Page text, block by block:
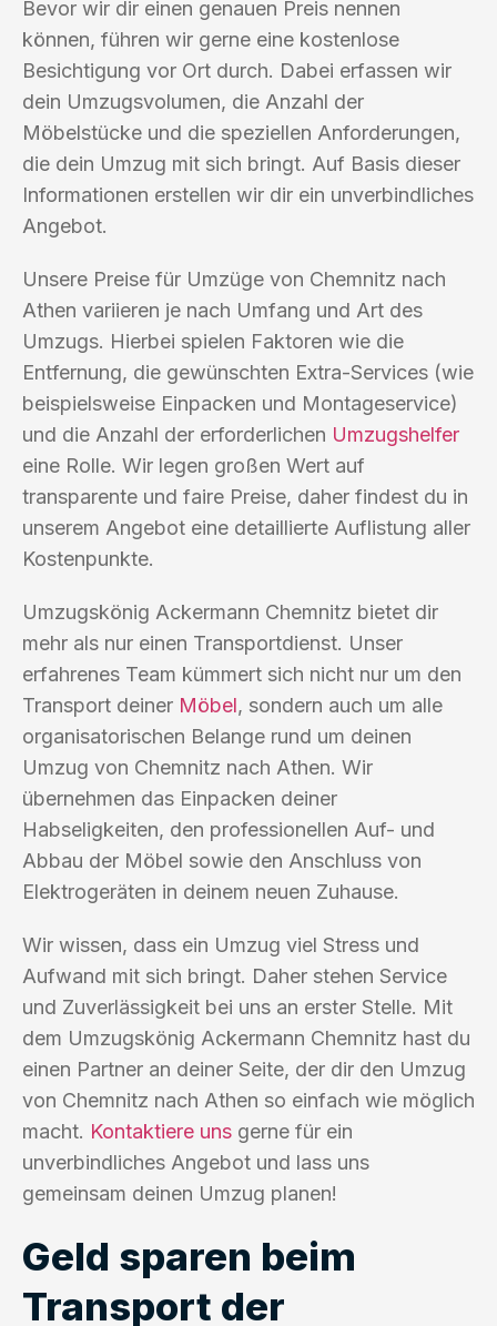
Bevor wir dir einen genauen Preis nennen
können, führen wir gerne eine kostenlose
Besichtigung vor Ort durch. Dabei erfassen wir
dein Umzugsvolumen, die Anzahl der
Möbelstücke und die speziellen Anforderungen,
die dein Umzug mit sich bringt. Auf Basis dieser
Informationen erstellen wir dir ein unverbindliches
Angebot.
Unsere Preise für Umzüge von Chemnitz nach
Athen variieren je nach Umfang und Art des
Umzugs. Hierbei spielen Faktoren wie die
Entfernung, die gewünschten Extra-Services (wie
beispielsweise Einpacken und Montageservice)
und die Anzahl der erforderlichen Umzugshelfer
eine Rolle. Wir legen großen Wert auf
transparente und faire Preise, daher findest du in
unserem Angebot eine detaillierte Auflistung aller
Kostenpunkte.
Umzugskönig Ackermann Chemnitz bietet dir
mehr als nur einen Transportdienst. Unser
erfahrenes Team kümmert sich nicht nur um den
Transport deiner Möbel, sondern auch um alle
organisatorischen Belange rund um deinen
Umzug von Chemnitz nach Athen. Wir
übernehmen das Einpacken deiner
Habseligkeiten, den professionellen Auf- und
Abbau der Möbel sowie den Anschluss von
Elektrogeräten in deinem neuen Zuhause.
Wir wissen, dass ein Umzug viel Stress und
Aufwand mit sich bringt. Daher stehen Service
und Zuverlässigkeit bei uns an erster Stelle. Mit
dem Umzugskönig Ackermann Chemnitz hast du
einen Partner an deiner Seite, der dir den Umzug
von Chemnitz nach Athen so einfach wie möglich
macht. Kontaktiere uns gerne für ein
unverbindliches Angebot und lass uns
gemeinsam deinen Umzug planen!
Geld sparen beim
Transport der